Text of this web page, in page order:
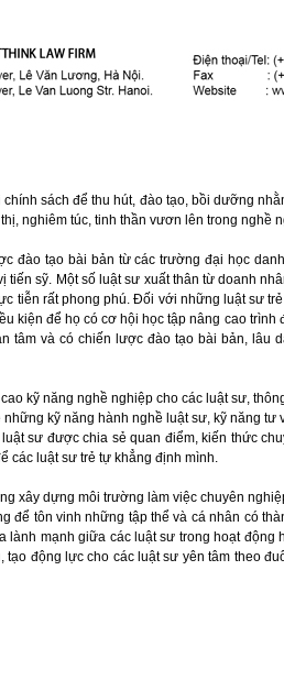
sách để thu hút, đào tạo, bồi dưỡng
nghiêm túc, tinh thần vươn lên trong nghề
đào tạo bài bản từ các trường đại học
sỹ. Một số luật sư xuất thân từ doanh
tiễn rất phong phú. Đối với những luật sư
kiện để họ có cơ hội học tập nâng cao trình
tâm và có chiến lược đào tạo bài bản, lâu
kỹ năng nghề nghiệp cho các luật sư,
kỹ năng hành nghề luật sư, kỹ năng tư
sư được chia sẻ quan điểm, kiến thức
các luật sư trẻ tự khẳng định mình.
xây dựng môi trường làm việc chuyên
để tôn vinh những tập thể và cá nhân có
mạnh giữa các luật sư trong hoạt động
động lực cho các luật sư yên tâm theo